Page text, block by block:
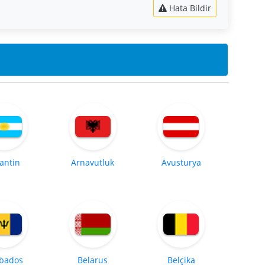
Hata Bildir
Arnavutluk Avusturya
Belarus Belçika